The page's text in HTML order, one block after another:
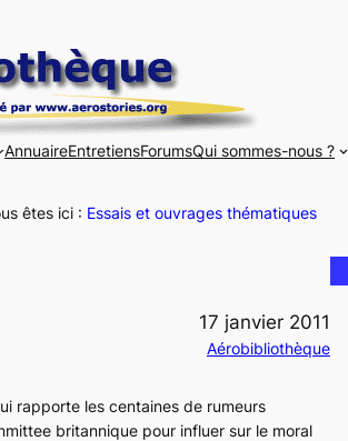
AnnuaireEntretiensForumsQui sommes-nous ?
êtes ici : Essais et ouvrages thématiques
17 janvier 2011
Aérobibliothèque
rapporte les centaines de rumeurs
britannique pour influer sur le moral